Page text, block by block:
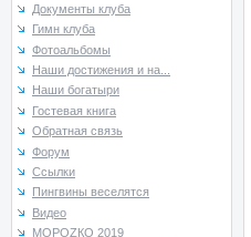
Документы клуба
Гимн клуба
Фотоальбомы
Наши достижения и на...
Наши богатыри
Гостевая книга
Обратная связь
Форум
Ссылки
Пингвины веселятся
Видео
МОРОZКО 2019